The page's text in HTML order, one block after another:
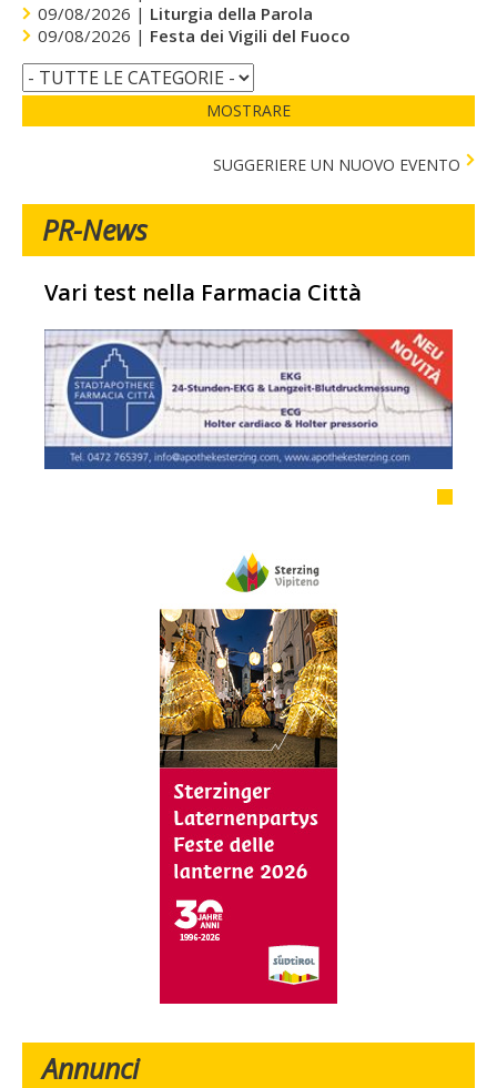
09/08/2026 | Liturgia della Parola
09/08/2026 | Festa dei Vigili del Fuoco
MOSTRARE
SUGGERIERE UN NUOVO EVENTO
PR-News
Vari test nella Farmacia Città
Annunci